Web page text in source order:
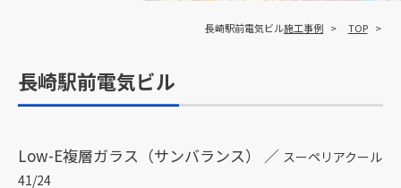
TOP
施工事例
長崎駅前電気ビル
長崎駅前電気ビル
Low-E複層ガラス（サンバランス） ／ スーペリアクール
41/24